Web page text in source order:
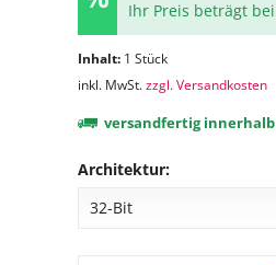
Ihr Preis beträgt
Inhalt: 1 Stück
inkl. MwSt.zzgl. Versandkosten
versandfertig innerhalb
Architektur: